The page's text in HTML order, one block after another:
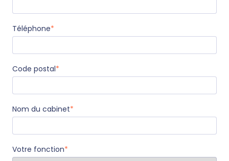
Téléphone*
Code postal*
Nom du cabinet*
Votre fonction*